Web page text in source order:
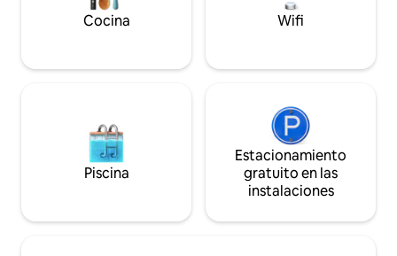
hirviendo y un televisor inteligente con
Cocina Wifi
Piscina
Estacionamiento
gratuito en las
instalaciones